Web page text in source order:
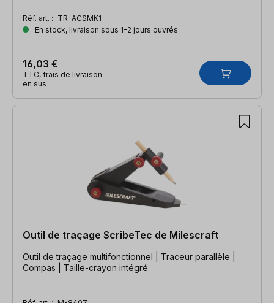
Réf. art. : TR-ACSMK1
En stock, livraison sous 1-2 jours ouvrés
16,03 €
TTC, frais de livraison
en sus
Outil de traçage ScribeTec de Milescraft
Outil de traçage multifonctionnel | Traceur parallèle |
Compas | Taille-crayon intégré